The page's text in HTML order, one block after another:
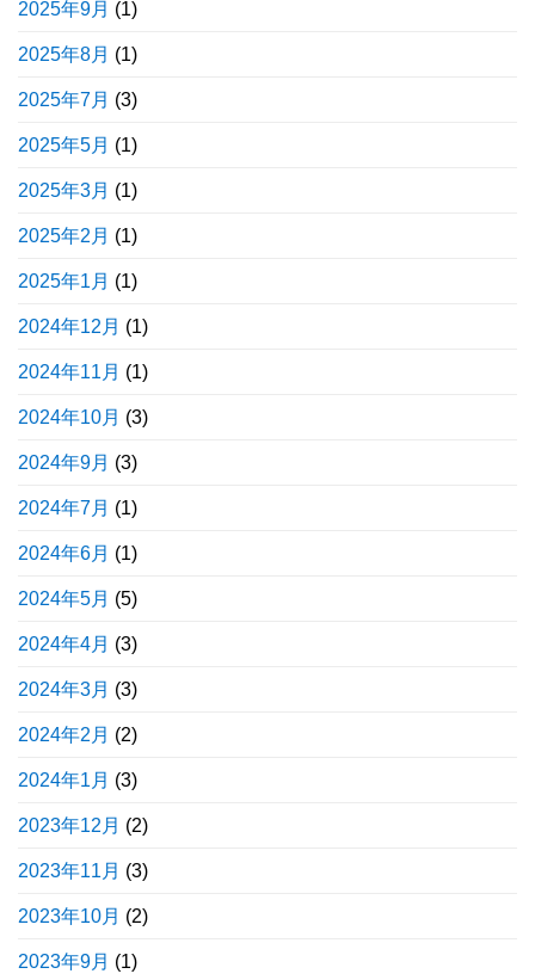
2025年9月 (1)
2025年8月 (1)
2025年7月 (3)
2025年5月 (1)
2025年3月 (1)
2025年2月 (1)
2025年1月 (1)
2024年12月 (1)
2024年11月 (1)
2024年10月 (3)
2024年9月 (3)
2024年7月 (1)
2024年6月 (1)
2024年5月 (5)
2024年4月 (3)
2024年3月 (3)
2024年2月 (2)
2024年1月 (3)
2023年12月 (2)
2023年11月 (3)
2023年10月 (2)
2023年9月 (1)